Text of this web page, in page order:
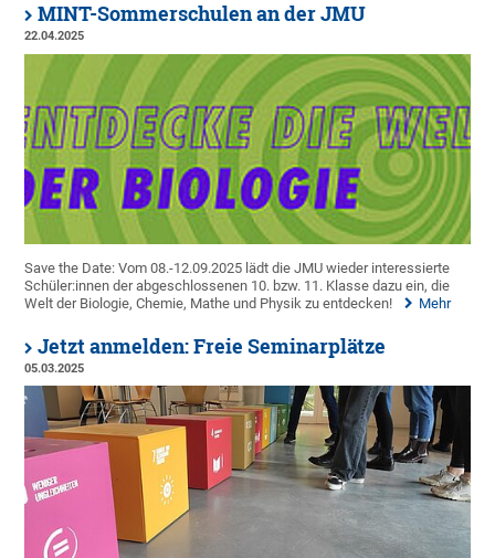
MINT-Sommerschulen an der JMU
22.04.2025
Save the Date: Vom 08.-12.09.2025 lädt die JMU wieder interessierte
Schüler:innen der abgeschlossenen 10. bzw. 11. Klasse dazu ein, die
Welt der Biologie, Chemie, Mathe und Physik zu entdecken!
Mehr
Jetzt anmelden: Freie Seminarplätze
05.03.2025